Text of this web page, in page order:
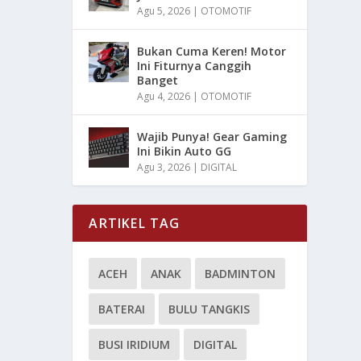
Agu 5, 2026 | OTOMOTIF
Bukan Cuma Keren! Motor
Ini Fiturnya Canggih
Banget
Agu 4, 2026 | OTOMOTIF
Wajib Punya! Gear Gaming
Ini Bikin Auto GG
Agu 3, 2026 | DIGITAL
ARTIKEL TAG
ACEH ANAK BADMINTON
BATERAI BULU TANGKIS
BUSI IRIDIUM DIGITAL